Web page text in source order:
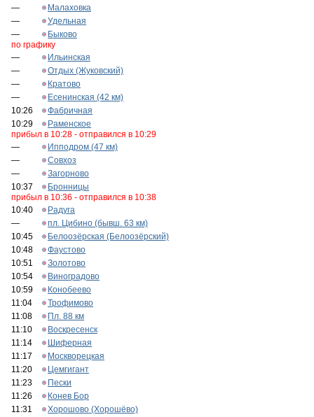
—
Малаховка
—
Удельная
—
Быково
по графику
—
Ильинская
—
Отдых (Жуковский)
—
Кратово
—
Есенинская (42 км)
10:26
Фабричная
10:29
Раменское
прибыл в 10:28 - отправился в 10:29
—
Ипподром (47 км)
—
Совхоз
—
Загорново
10:37
Бронницы
прибыл в 10:36 - отправился в 10:38
10:40
Радуга
—
пл. Цибино (бывш. 63 км)
10:45
Белоозёрская (Белоозёрский)
10:48
Фаустово
10:51
Золотово
10:54
Виноградово
10:59
Конобеево
11:04
Трофимово
11:08
Пл. 88 км
11:10
Воскресенск
11:14
Шиферная
11:17
Москворецкая
11:20
Цемгигант
11:23
Пески
11:26
Конев Бор
11:31
Хорошово (Хорошёво)